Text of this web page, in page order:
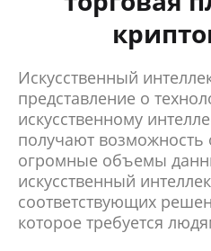
Искусственный
представление о
искусственному
получают возможность
огромные объемы
искусственный
соответствующих
которое требуется